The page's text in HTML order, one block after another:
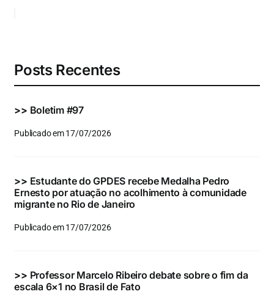
Eventos e Certificados
para:
Posts Recentes
>> Boletim #97
Publicado em 17/07/2026
>> Estudante do GPDES recebe Medalha Pedro
Ernesto por atuação no acolhimento à comunidade
migrante no Rio de Janeiro
Publicado em 17/07/2026
>> Professor Marcelo Ribeiro debate sobre o fim da
escala 6×1 no Brasil de Fato